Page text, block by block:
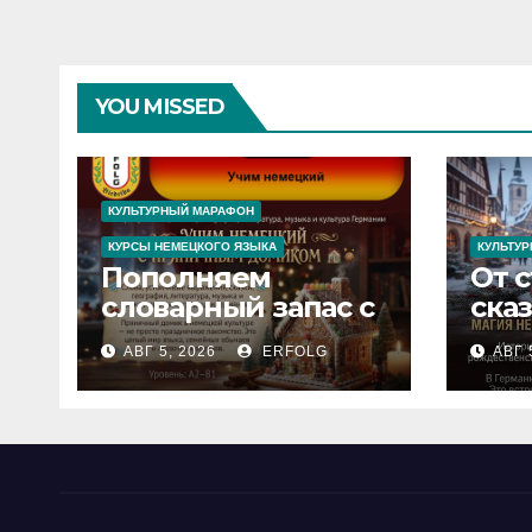
YOU MISSED
КУЛЬТУРНЫЙ МАРАФОН
КУРСЫ НЕМЕЦКОГО ЯЗЫКА
Пополняем
словарный запас с
рождественской
сказкой! Учим
немецкий вместе с
АВГ 5, 2026 ERFOLG
От
АВГ